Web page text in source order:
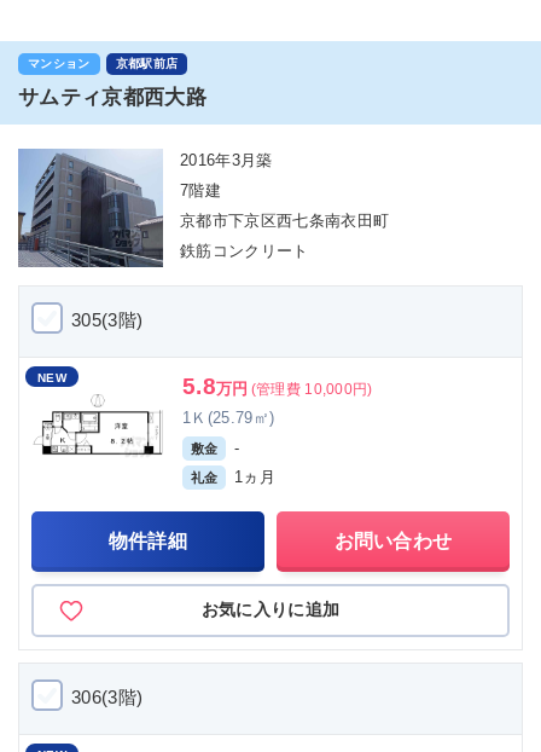
マンション 京都駅前店
サムティ京都西大路
2016年3月築
7階建
京都市下京区西七条南衣田町
鉄筋コンクリート
305(3階)
NEW 5.8万円 (管理費 10,000円)
1Ｋ(25.79㎡)
敷金 -
礼金 1ヵ月
物件詳細 お問い合わせ
お気に入りに追加
306(3階)